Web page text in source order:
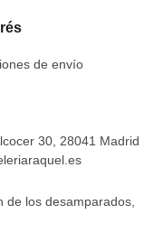
de envío
30, 28041 Madrid
de los desamparados,